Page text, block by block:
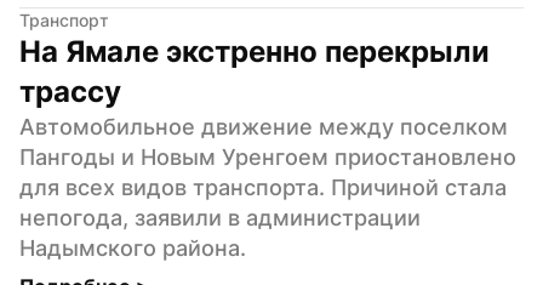
Транспорт
На Ямале экстренно перекрыли
трассу
Автомобильное движение между поселком
Пангоды и Новым Уренгоем приостановлено
для всех видов транспорта. Причиной стала
непогода, заявили в администрации
Надымского района.